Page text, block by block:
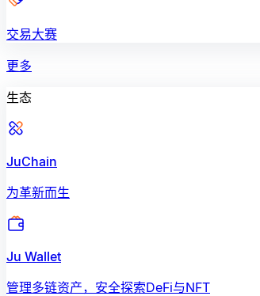
交易大赛
更多
生态
JuChain
为革新而生
Ju Wallet
管理多链资产，安全探索DeFi与NFT